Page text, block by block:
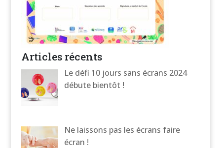
Articles récents
Le défi 10 jours sans écrans 2024
débute bientôt !
Ne laissons pas les écrans faire
écran !